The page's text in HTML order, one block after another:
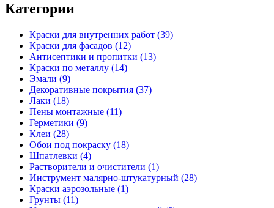
Категории
Краски для внутренних работ (39)
Краски для фасадов (12)
Антисептики и пропитки (13)
Краски по металлу (14)
Эмали (9)
Декоративные покрытия (37)
Лаки (18)
Пены монтажные (11)
Герметики (9)
Клеи (28)
Обои под покраску (18)
Шпатлевки (4)
Растворители и очистители (1)
Инструмент малярно-штукатурный (28)
Краски аэрозольные (1)
Грунты (11)